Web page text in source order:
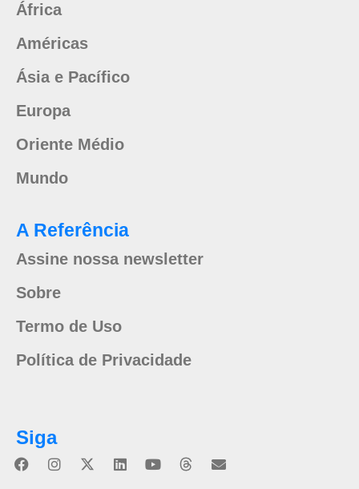
África
Américas
Ásia e Pacífico
Europa
Oriente Médio
Mundo
A Referência
Assine nossa newsletter
Sobre
Termo de Uso
Política de Privacidade
Siga